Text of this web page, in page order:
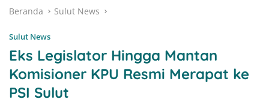
Beranda Sulut News
Sulut News
Eks Legislator Hingga Mantan
Komisioner KPU Resmi Merapat ke
PSI Sulut